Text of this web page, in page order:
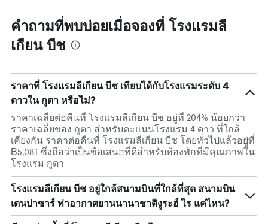
คำถามที่พบบ่อยเมื่อจองที่ โรงแรมลี
เกียน บีช
ราคาที่ โรงแรมลีเกียน บีช เทียบได้กับโรงแรมระดับ 4
ดาวใน กูตา หรือไม่?
ราคาเฉลี่ยต่อคืนที่ โรงแรมลีเกียน บีช อยู่ที่ 204% น้อยกว่า
ราคาเฉลี่ยของ กูตา สำหรับคะแนนโรงแรม 4 ดาว ที่ใกล้
เคียงกัน ราคาต่อคืนที่ โรงแรมลีเกียน บีช โดยทั่วไปแล้วอยู่ที่
฿5,081 ซึ่งถือว่าเป็นข้อเสนอที่ดีสำหรับห้องพักที่มีคุณภาพใน
โรงแรม กูตา
โรงแรมลีเกียน บีช อยู่ใกล้สนามบินที่ใกล้ที่สุด สนามบิน
เดนปาซาร์ ท่าอากาศยานนานาชาติงูระฮ์ ไร แค่ไหน?